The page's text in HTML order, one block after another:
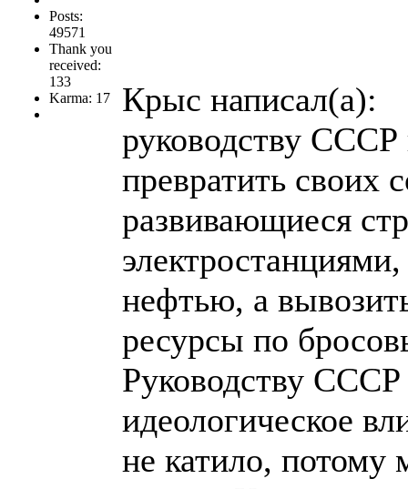
Posts:
49571
Thank you
received:
133
Karma: 17
Крыс написал(а):
руководству СССР
превратить своих
развивающиеся
нефтью, а
ресурсы по
Руководству
идеологическое
не катило, потому